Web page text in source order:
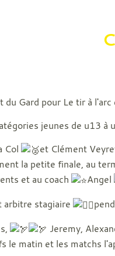
Gard pour Le tir à
jeunes de u13
Col
et Clément
la petite finale, au
et au coach
Angel
arbitre stagiaire
Jeremy,
le matin et les matchs